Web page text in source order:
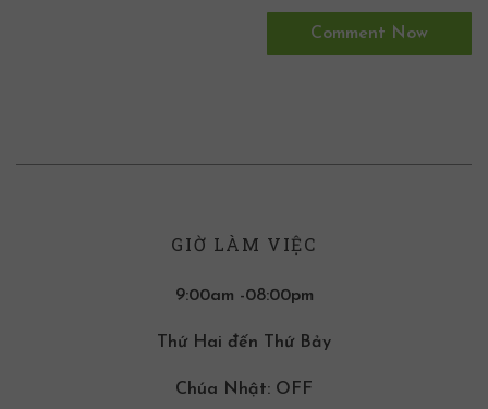
GIỜ LÀM VIỆC
9:00am -08:00pm
Thứ Hai đến Thứ Bảy
Chúa Nhật: OFF